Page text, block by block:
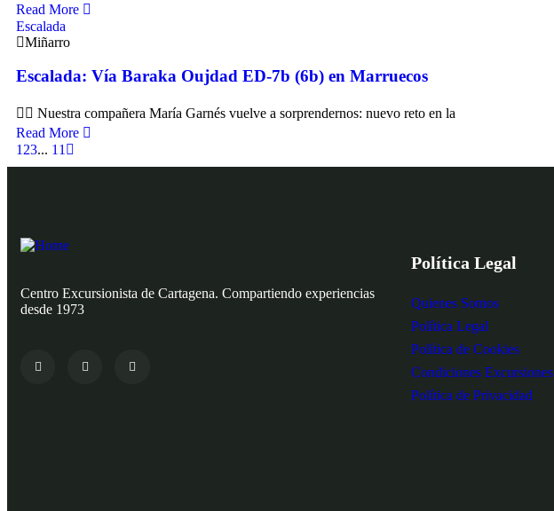
Read More
Escalada
Miñarro
Escalada: Vía Baraka Oujdad ED‑7b (6b) en Marruecos
🧗‍♀️ Nuestra compañera María Garnés vuelve a sorprendernos: nuevo reto en la
Read More
1 23... 11
Centro Excursionista de Cartagena. Compartiendo experiencias
desde 1973
Política Legal
Quienes Somos
Política Legal
Política de Cookies
Condiciones Excursiones
Política de Privacidad